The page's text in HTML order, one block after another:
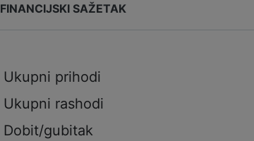
FINANCIJSKI SAŽETAK
Ukupni prihodi
Ukupni rashodi
Dobit/gubitak